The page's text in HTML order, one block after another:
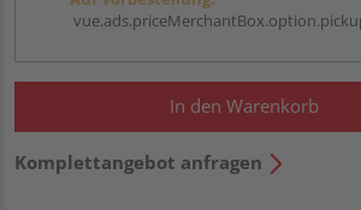
In den Warenkorb
Komplettangebot anfragen